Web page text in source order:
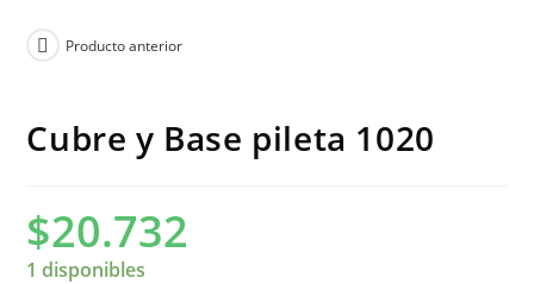
Producto anterior
Cubre y Base pileta 1020
$20.732
1 disponibles